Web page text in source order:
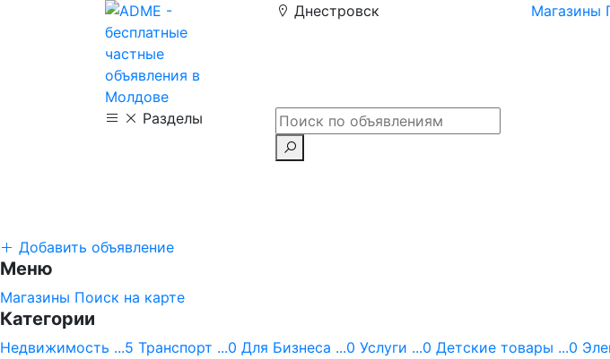
Днестровск Магазины
Разделы
Добавить объявление
Меню
Магазины Поиск на карте
Категории
Недвижимость ...5 Транспорт ...0 Для Бизнеса ...0 Услуги ...0 Детские товары ...0